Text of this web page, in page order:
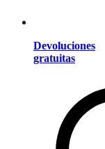
Devoluciones
gratuitas